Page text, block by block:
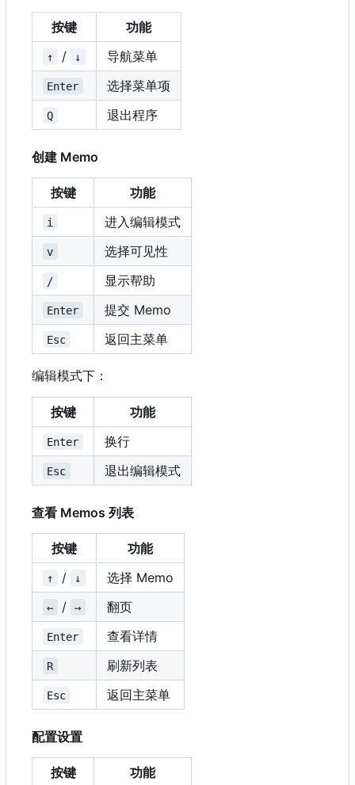
按键 功能
↑ / ↓ 导航菜单
Enter 选择菜单项
Q 退出程序
创建 Memo
按键 功能
i 进入编辑模式
v 选择可见性
/ 显示帮助
Enter 提交 Memo
Esc 返回主菜单
编辑模式下：
按键 功能
Enter 换行
Esc 退出编辑模式
查看 Memos 列表
按键 功能
↑ / ↓ 选择 Memo
← / → 翻页
Enter 查看详情
R 刷新列表
Esc 返回主菜单
配置设置
按键 功能